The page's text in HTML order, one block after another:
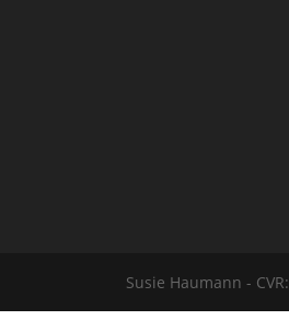
Susie Haumann -